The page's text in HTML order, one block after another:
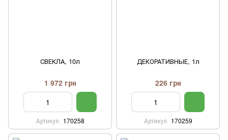
СВЕКЛА, 10л
1 972 грн
Артикул 170258
ДЕКОРАТИВНЫЕ, 1л
226 грн
Артикул 170259